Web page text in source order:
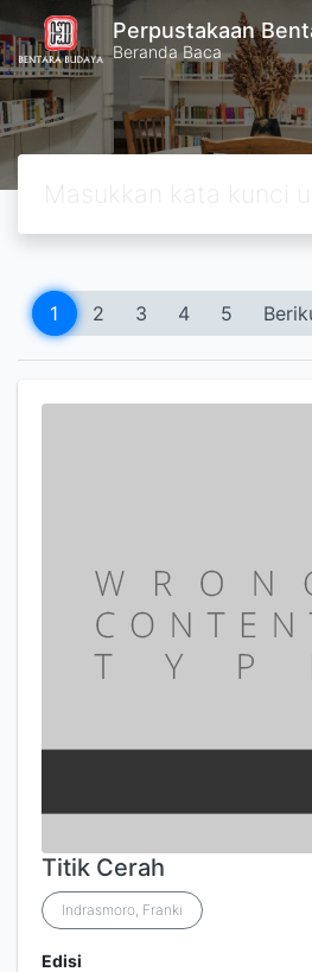
Perpustakaan
Beranda Baca
1 2 3 4 5
Titik Cerah
Indrasmoro, Franki
Edisi